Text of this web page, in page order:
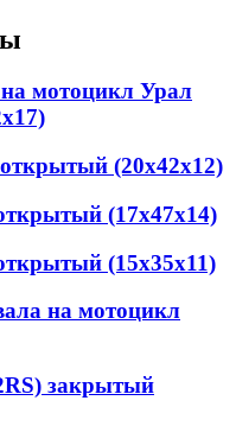
мотоцикл Урал
(20x42x12)
(17x47x14)
(15x35x11)
на мотоцикл
закрытый